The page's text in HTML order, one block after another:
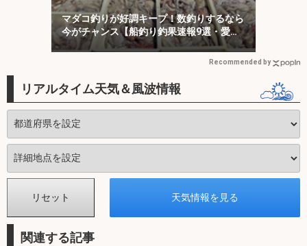
マダコ釣りが好調キープ！数釣りするなら
今がチャンス【船釣り釣果速報9選・愛
知】
Recommended by
リアルタイム天気＆風波情報
関連する記事